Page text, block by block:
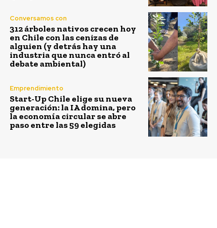
Conversamos con
312 árboles nativos crecen hoy
en Chile con las cenizas de
alguien (y detrás hay una
industria que nunca entró al
debate ambiental)
Emprendimiento
Start-Up Chile elige su nueva
generación: la IA domina, pero
la economía circular se abre
paso entre las 59 elegidas